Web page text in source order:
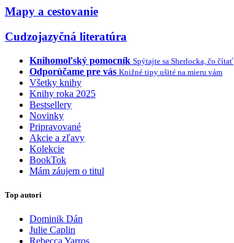
Mapy a cestovanie
Cudzojazyčná literatúra
Knihomoľský pomocník Spýtajte sa Sherlocka, čo čítať
Odporúčame pre vás Knižné tipy ušité na mieru vám
Všetky knihy
Knihy roka 2025
Bestsellery
Novinky
Pripravované
Akcie a zľavy
Kolekcie
BookTok
Mám záujem o titul
Top autori
Dominik Dán
Julie Caplin